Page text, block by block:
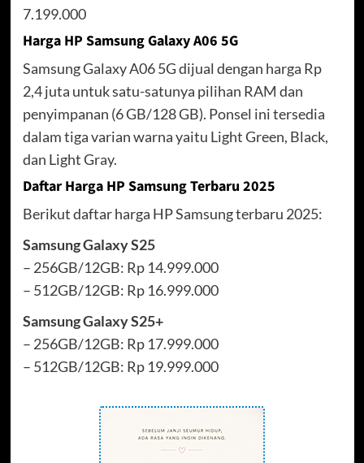
7.199.000
Harga HP Samsung Galaxy A06 5G
Samsung Galaxy A06 5G dijual dengan harga Rp
2,4 juta untuk satu-satunya pilihan RAM dan
penyimpanan (6 GB/128 GB). Ponsel ini tersedia
dalam tiga varian warna yaitu Light Green, Black,
dan Light Gray.
Daftar Harga HP Samsung Terbaru 2025
Berikut daftar harga HP Samsung terbaru 2025:
Samsung Galaxy S25
– 256GB/12GB: Rp 14.999.000
– 512GB/12GB: Rp 16.999.000
Samsung Galaxy S25+
– 256GB/12GB: Rp 17.999.000
– 512GB/12GB: Rp 19.999.000